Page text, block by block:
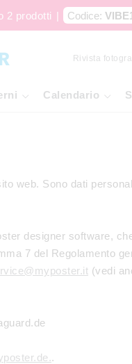
2 prodotti | Codice:
Rivista
Calendario
web. Sono dati
designer software,
7 del Regolamento
(vedi
.